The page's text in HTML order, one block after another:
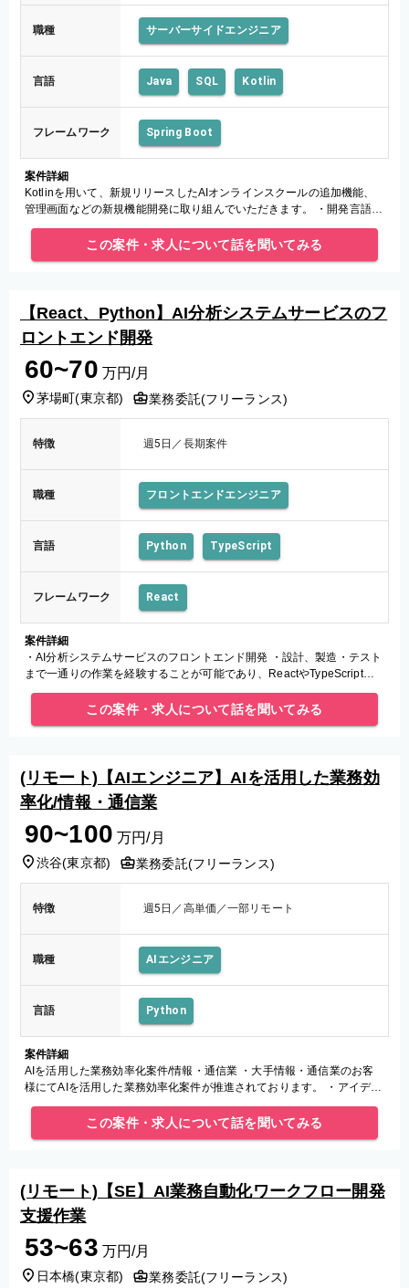
職種 サーバーサイドエンジニア
言語 Java SQL Kotlin
フレームワーク Spring Boot
案件詳細
Kotlinを用いて、新規リリースしたAIオンラインスクールの追加機能、
管理画面などの新規機能開発に取り組んでいただきます。 ・開発言語/
フレームワーク：Kotlin、Spring Boot ・OS：
この案件・求人について話を聞いてみる
【React、Python】AI分析システムサービスのフ
ロントエンド開発
60~70 万円/月
茅場町(東京都) 業務委託(フリーランス)
特徴 週5日／長期案件
職種 フロントエンドエンジニア
言語 Python TypeScript
フレームワーク React
案件詳細
・AI分析システムサービスのフロントエンド開発 ・設計、製造・テスト
まで一通りの作業を経験することが可能であり、ReactやTypeScriptな
ど、新しい技術に関わることも可能となっています。
この案件・求人について話を聞いてみる
(リモート)【AIエンジニア】AIを活用した業務効
率化/情報・通信業
90~100 万円/月
渋谷(東京都) 業務委託(フリーランス)
特徴 週5日／高単価／一部リモート
職種 AIエンジニア
言語 Python
案件詳細
AIを活用した業務効率化案件/情報・通信業 ・大手情報・通信業のお客
様にてAIを活用した業務効率化案件が推進されております。 ・アイディ
ア・方針に沿って実際の開発業務を担って頂ける方を募集しております
この案件・求人について話を聞いてみる
(リモート)【SE】AI業務自動化ワークフロー開発
支援作業
53~63 万円/月
日本橋(東京都) 業務委託(フリーランス)